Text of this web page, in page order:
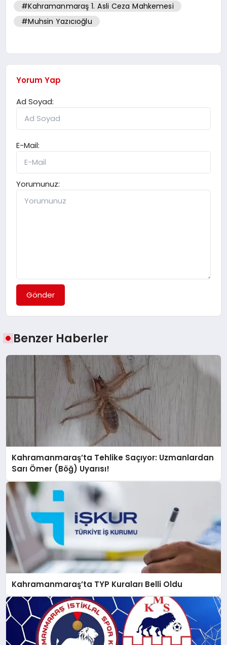
#Kahramanmaraş 1. Asli Ceza Mahkemesi
#Muhsin Yazıcıoğlu
Yorum Yap
Ad Soyad:
E-Mail:
Yorumunuz:
Gönder
Benzer Haberler
Kahramanmaraş’ta Tehlike Saçıyor: Uzmanlardan
Sarı Ömer (Böğ) Uyarısı!
Kahramanmaraş’ta TYP Kuraları Belli Oldu